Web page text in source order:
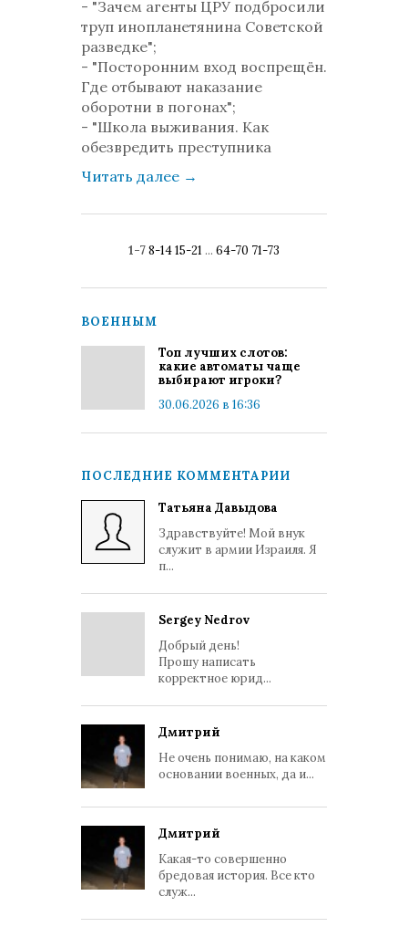
- "Зачем агенты ЦРУ подбросили
труп инопланетянина Советской
разведке";
- "Посторонним вход воспрещён.
Где отбывают наказание
оборотни в погонах";
- "Школа выживания. Как
обезвредить преступника
Читать далее →
1-78-1415-21 ... 64-70 71-73
ВОЕННЫМ
Топ лучших слотов:
какие автоматы чаще
выбирают игроки?
30.06.2026 в 16:36
ПОСЛЕДНИЕ КОММЕНТАРИИ
Татьяна Давыдова
Здравствуйте! Мой внук
служит в армии Израиля. Я
п...
Sergey Nedrov
Добрый день!
Прошу написать
корректное юрид...
Дмитрий
Не очень понимаю, на каком
основании военных, да и...
Дмитрий
Какая-то совершенно
бредовая история. Все кто
служ...